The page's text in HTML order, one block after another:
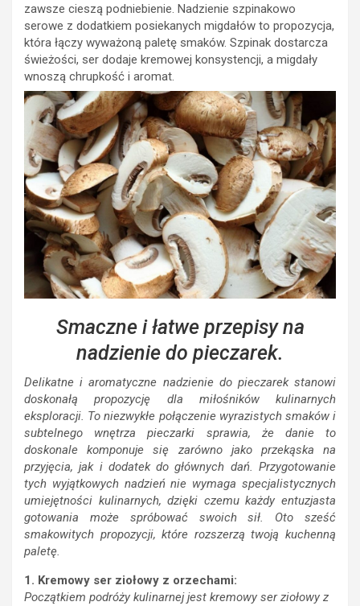
zawsze cieszą podniebienie. Nadzienie szpinakowo
serowe z dodatkiem posiekanych migdałów to propozycja,
która łączy wyważoną paletę smaków. Szpinak dostarcza
świeżości, ser dodaje kremowej konsystencji, a migdały
wnoszą chrupkość i aromat.
Smaczne i łatwe przepisy na
nadzienie do pieczarek.
Delikatne i aromatyczne nadzienie do pieczarek stanowi
doskonałą propozycję dla miłośników kulinarnych
eksploracji. To niezwykłe połączenie wyrazistych smaków i
subtelnego wnętrza pieczarki sprawia, że danie to
doskonale komponuje się zarówno jako przekąska na
przyjęcia, jak i dodatek do głównych dań. Przygotowanie
tych wyjątkowych nadzień nie wymaga specjalistycznych
umiejętności kulinarnych, dzięki czemu każdy entuzjasta
gotowania może spróbować swoich sił. Oto sześć
smakowitych propozycji, które rozszerzą twoją kuchenną
paletę.
1. Kremowy ser ziołowy z orzechami:
Początkiem podróży kulinarnej jest kremowy ser ziołowy z